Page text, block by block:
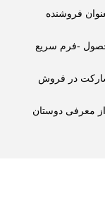
فروشنده
-فرم سریع
در فروش
معرفی دوستان